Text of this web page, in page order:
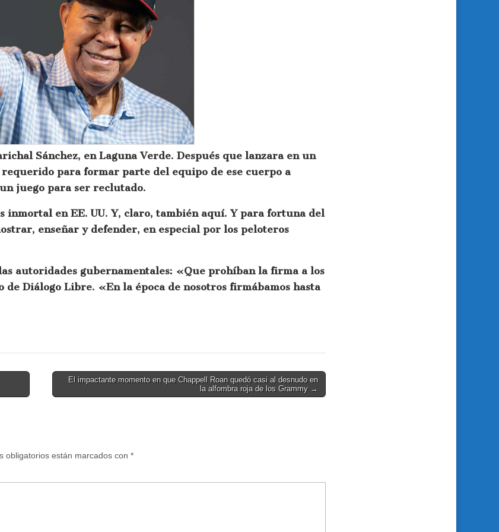
Sánchez, en Laguna Verde. Después que lanzara en un
para formar parte del equipo de ese cuerpo a
juego para ser reclutado.
inmortal en EE. UU. Y, claro, también aquí. Y para fortuna del
enseñar y defender, en especial por los peloteros
autoridades gubernamentales: «Que prohíban la firma a los
Diálogo Libre. «En la época de nosotros firmábamos hasta
El impactante momento en que Chappell Roan quedó casi al desnudo en
la alfombra roja de los Grammy →
obligatorios están marcados con *